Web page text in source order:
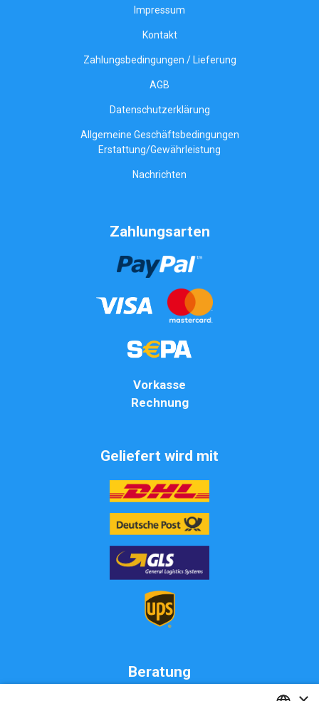
Impressum
Kontakt
Zahlungsbedingungen / Lieferung
AGB
Datenschutzerklärung
Allgemeine Geschäftsbedingungen
Erstattung/Gewährleistung
Nachrichten
Zahlungsarten
Vorkasse
Rechnung
Geliefert wird mit
Beratung